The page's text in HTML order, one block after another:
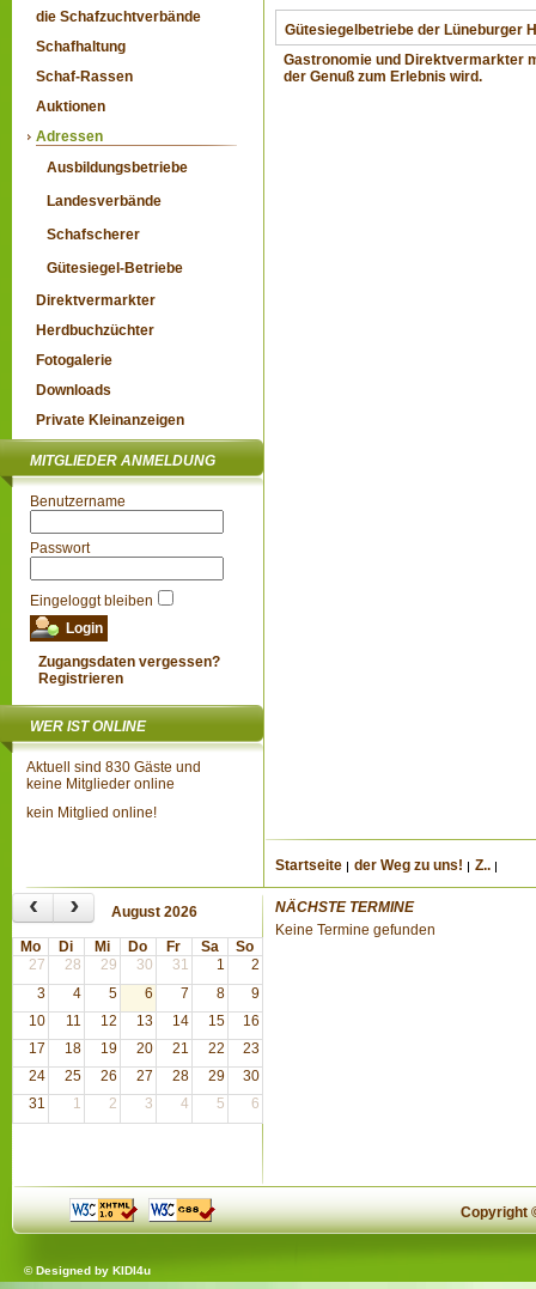
die Schafzuchtverbände
Schafhaltung
Schaf-Rassen
Auktionen
Adressen
Ausbildungsbetriebe
Landesverbände
Schafscherer
Gütesiegel-Betriebe
Direktvermarkter
Herdbuchzüchter
Fotogalerie
Downloads
Private Kleinanzeigen
MITGLIEDER ANMELDUNG
Benutzername
Passwort
Eingeloggt bleiben
Zugangsdaten vergessen?
Registrieren
WER IST ONLINE
Aktuell sind 830 Gäste und
keine Mitglieder online
kein Mitglied online!
Gütesiegelbetriebe der Lüneburger
Gastronomie und Direktvermarkter
der Genuß zum Erlebnis wird.
Startseite der Weg zu uns! Z..
‹ › August 2026
Mo Di Mi Do Fr Sa
So
27
28 29 30 31 1
2
3
4 5 6 7 8
9
10
11 12 13 14 15
16
17
18 19 20 21 22
23
24
25 26 27 28 29
30
31
1 2 3 4 5 6
NÄCHSTE TERMINE
Keine Termine gefunden
Copyright
© Designed by KIDI4u